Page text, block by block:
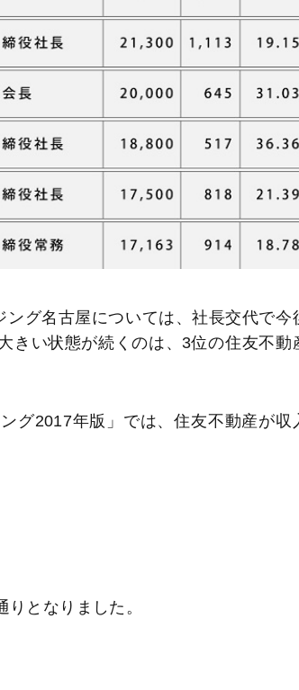
ング名古屋については、社長交代で今
きい状態が続くのは、3位の住友不動
グ2017年版」では、住友不動産が収
となりました。